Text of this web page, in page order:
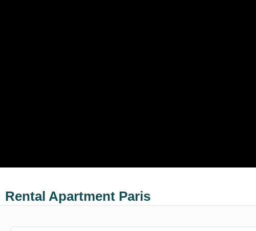
Rental Apartment Paris